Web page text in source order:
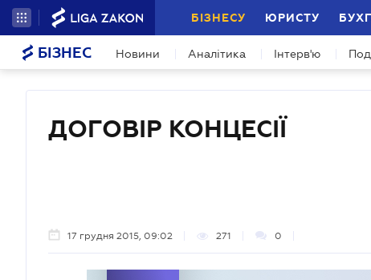
БІЗНЕСУ ЮРИСТУ
БІЗНЕС Новини Аналітика Інтерв'ю
ДОГОВІР КОНЦЕСІЇ
17 грудня 2015, 09:02 271 0